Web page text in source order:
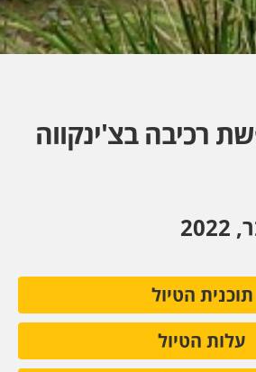
רכיבה בצ'ינקווה
תוכנית הטיול
עלות הטיול